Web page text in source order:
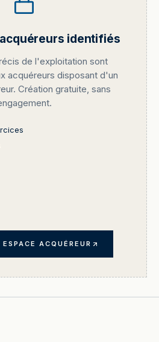
identifiés
de l'exploitation sont
acquéreurs disposant d'un
Création gratuite, sans
ACQUÉREUR